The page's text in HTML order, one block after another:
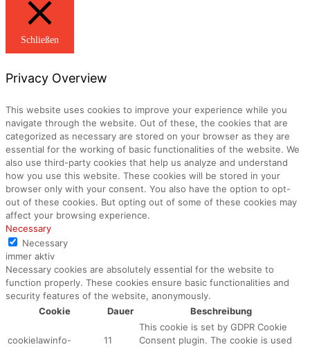
Schließen
Privacy Overview
This website uses cookies to improve your experience while you
navigate through the website. Out of these, the cookies that are
categorized as necessary are stored on your browser as they are
essential for the working of basic functionalities of the website. We
also use third-party cookies that help us analyze and understand
how you use this website. These cookies will be stored in your
browser only with your consent. You also have the option to opt-
out of these cookies. But opting out of some of these cookies may
affect your browsing experience.
Necessary
Necessary
immer aktiv
Necessary cookies are absolutely essential for the website to
function properly. These cookies ensure basic functionalities and
security features of the website, anonymously.
Cookie
Dauer Beschreibung
cookielawinfo-
11
This cookie is set by GDPR Cookie
Consent plugin. The cookie is used